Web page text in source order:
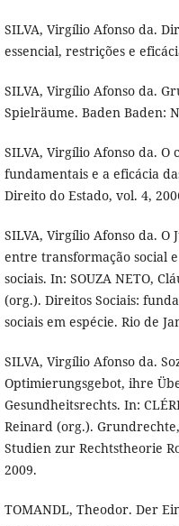
SILVA, Virgílio Afonso da.
essencial, restrições e
SILVA, Virgílio Afonso da.
Spielräume. Baden Baden:
SILVA, Virgílio Afonso da. O
fundamentais e a eficácia
Direito do Estado, vol. 4,
SILVA, Virgílio Afonso da. O
entre transformação social
sociais. In: SOUZA NETO,
(org.). Direitos Sociais:
sociais em espécie. Rio de
SILVA, Virgílio Afonso da.
Optimierungsgebot, ihre
Gesundheitsrechts. In:
Reinard (org.).
Studien zur Rechtstheorie
2009.
TOMANDL, Theodor. Der